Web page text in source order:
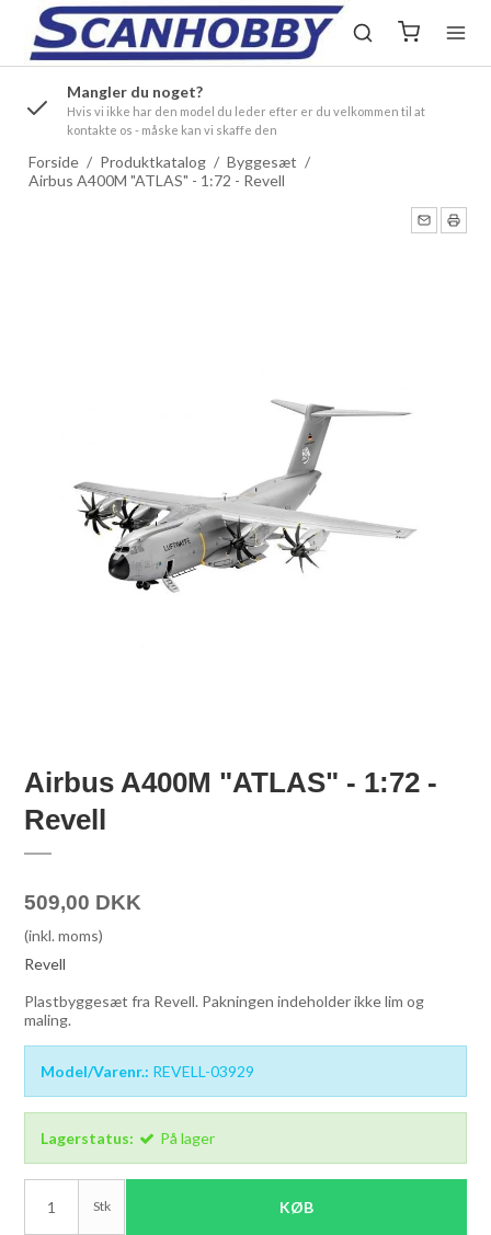
Mangler du noget?
Hvis vi ikke har den model du leder efter er du velkommen til at
kontakte os - måske kan vi skaffe den
Forside / Produktkatalog / Byggesæt /
Airbus A400M "ATLAS" - 1:72 - Revell
Airbus A400M "ATLAS" - 1:72 -
Revell
509,00 DKK
(inkl. moms)
Revell
Plastbyggesæt fra Revell. Pakningen indeholder ikke lim og
maling.
Model/Varenr.: REVELL-03929
Lagerstatus: På lager
Stk KØB